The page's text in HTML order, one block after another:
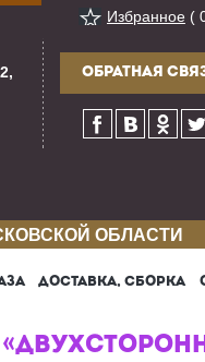
Избранное (
ОБРАТНАЯ
ОБЛАСТИ
ДОСТАВКА, СБОРКА